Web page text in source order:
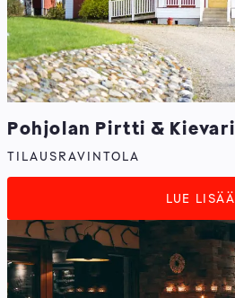
Pohjolan Pirtti & Kievari
TILAUSRAVINTOLA
LUE LISÄÄ